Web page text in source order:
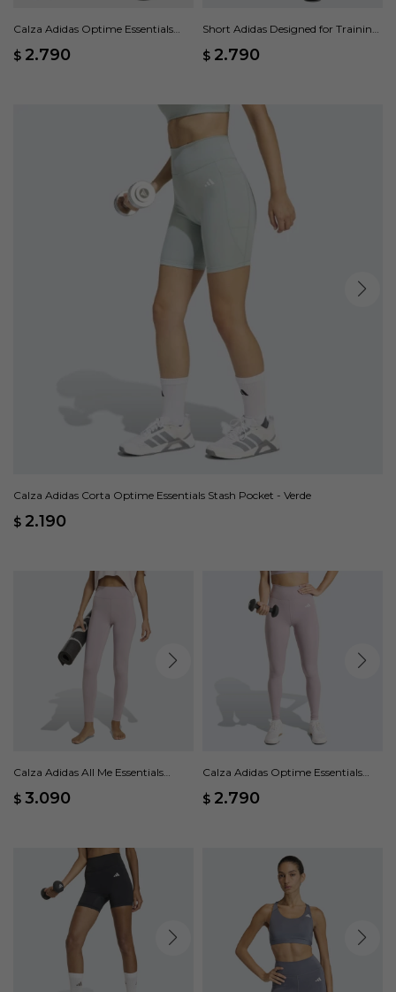
Calza Adidas Optime Essentials
$ 2.790
Short Adidas Designed for Training
$ 2.790
Calza Adidas Corta Optime Essentials Stash Pocket - Verde
$ 2.190
Calza Adidas All Me Essentials
$ 3.090
Calza Adidas Optime Essentials
$ 2.790